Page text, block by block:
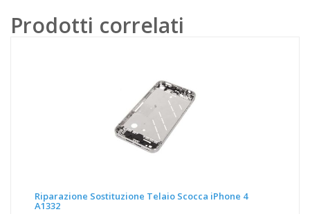
Prodotti correlati
Riparazione Sostituzione Telaio Scocca iPhone 4
A1332